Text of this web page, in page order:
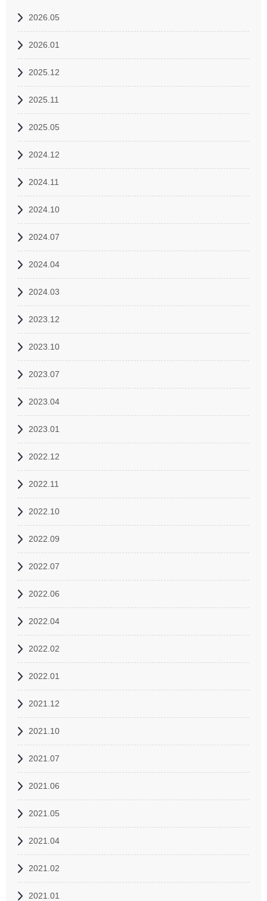
2026.05
2026.01
2025.12
2025.11
2025.05
2024.12
2024.11
2024.10
2024.07
2024.04
2024.03
2023.12
2023.10
2023.07
2023.04
2023.01
2022.12
2022.11
2022.10
2022.09
2022.07
2022.06
2022.04
2022.02
2022.01
2021.12
2021.10
2021.07
2021.06
2021.05
2021.04
2021.02
2021.01